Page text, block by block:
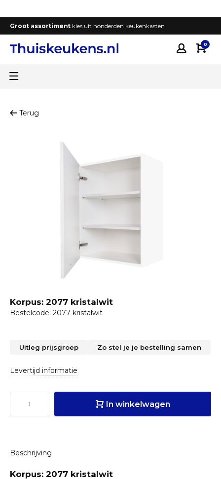
Groot assortiment kies uit honderden keukenkasten
0
Terug
Korpus: 2077 kristalwit
Bestelcode: 2077 kristalwit
Uitleg prijsgroep Zo stel je je bestelling samen
Levertijd informatie
In winkelwagen
Beschrijving
Korpus: 2077 kristalwit